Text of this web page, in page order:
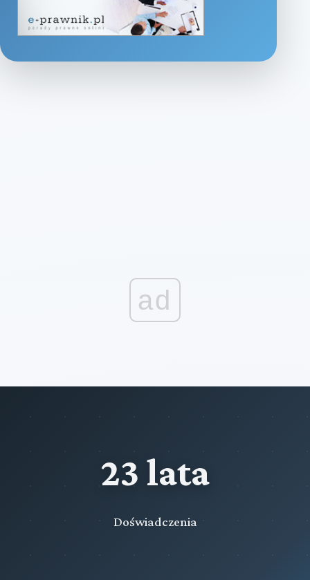
ad
23 lata
Doświadczenia